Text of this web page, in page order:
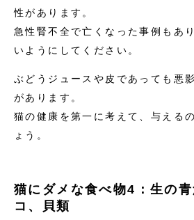
性があります。
急性腎不全で亡くなった事例もあ
いようにしてください。
ぶどうジュースや皮であっても悪
があります。
猫の健康を第一に考えて、与える
ょう。
猫にダメな食べ物4：生の
コ、貝類